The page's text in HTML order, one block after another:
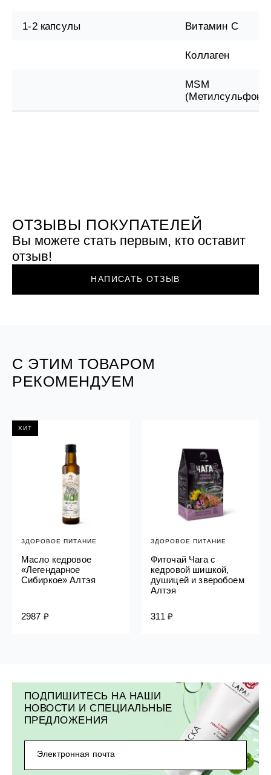
1-2 капсулы Витамин С
Коллаген
MSM
ОТЗЫВЫ ПОКУПАТЕЛЕЙ
Вы можете стать первым, кто оставит
отзыв!
НАПИСАТЬ ОТЗЫВ
С ЭТИМ ТОВАРОМ
РЕКОМЕНДУЕМ
ХИТ
ЗДОРОВОЕ ПИТАНИЕ
Масло кедровое
«Легендарное
Сибиркое» Алтэя
2987 ₽
ЗДОРОВОЕ ПИТАНИЕ
Фиточай Чага с
кедровой шишкой,
душицей и зверобоем
Алтэя
311 ₽
ПОДПИШИТЕСЬ НА НАШИ
НОВОСТИ И СПЕЦИАЛЬНЫЕ
ПРЕДЛОЖЕНИЯ
Электронная почта